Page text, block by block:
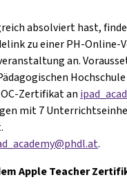
absolviert hast,
zu einer PH-Online-
an.
Hochschule
Zertifikat an
mit 7
.
Apple Teacher